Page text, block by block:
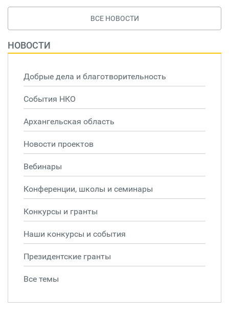
ВСЕ НОВОСТИ
НОВОСТИ
Добрые дела и благотворительность
События НКО
Архангельская область
Новости проектов
Вебинары
Конференции, школы и семинары
Конкурсы и гранты
Наши конкурсы и события
Президентские гранты
Все темы